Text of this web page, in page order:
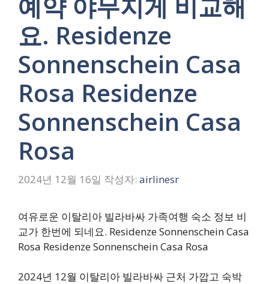
요. Residenze
Sonnenschein Casa
Rosa Residenze
Sonnenschein Casa
Rosa
2024년 12월 16일 작성자: airlinesr
여유로운 이탈리아 빌라바싸 가족여행 숙소 정보 비
교가 한번에 되네요. Residenze Sonnenschein Casa
Rosa Residenze Sonnenschein Casa Rosa
2024년 12월 이탈리아 빌라바싸 근처 가깝고 숙박